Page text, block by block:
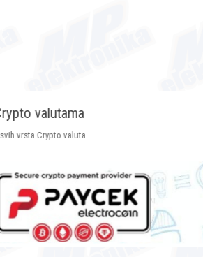
valutama
Crypto valuta